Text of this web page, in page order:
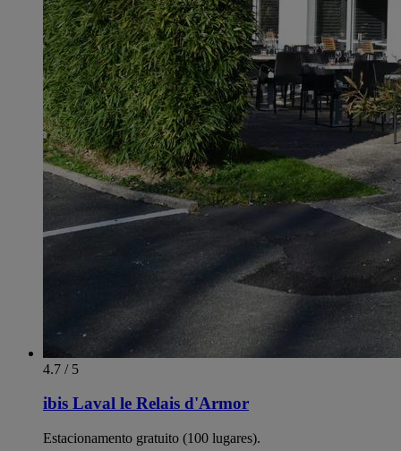
4.7 / 5
ibis Laval le Relais d'Armor
Estacionamento gratuito (100 lugares).